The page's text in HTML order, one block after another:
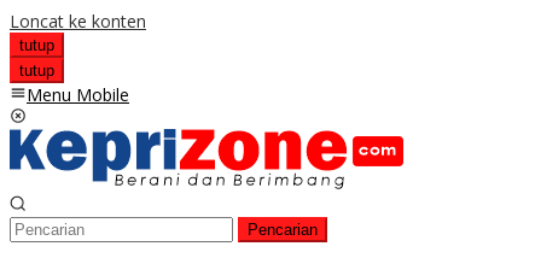
Loncat ke konten
tutup
tutup
Menu Mobile
Pencarian